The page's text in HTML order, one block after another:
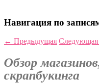
Навигация по
← Предыдущая Следующая
Обзор
скрапбукинга